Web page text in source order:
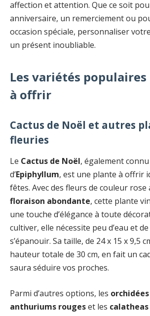
affection et attention. Que ce soit
anniversaire, un remerciement ou
occasion spéciale, personnaliser
un présent inoubliable.
Les variétés
à offrir
Cactus de Noël et autres
fleuries
Le Cactus de Noël, également
d’Epiphyllum, est une plante à offrir
fêtes. Avec des fleurs de couleur rose
floraison abondante, cette plante
une touche d’élégance à toute
cultiver, elle nécessite peu d’eau et
s’épanouir. Sa taille, de 24 x 15 x 9,5
hauteur totale de 30 cm, en fait un
saura séduire vos proches.
Parmi d’autres options, les
anthuriums rougeset les